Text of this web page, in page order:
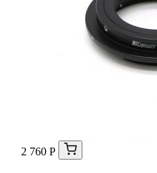
2 760 Р